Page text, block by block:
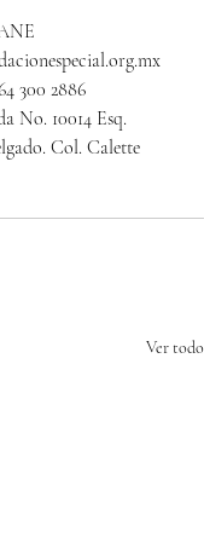
300 2886
No. 10014 Esq.
Col. Calette
Ver todo